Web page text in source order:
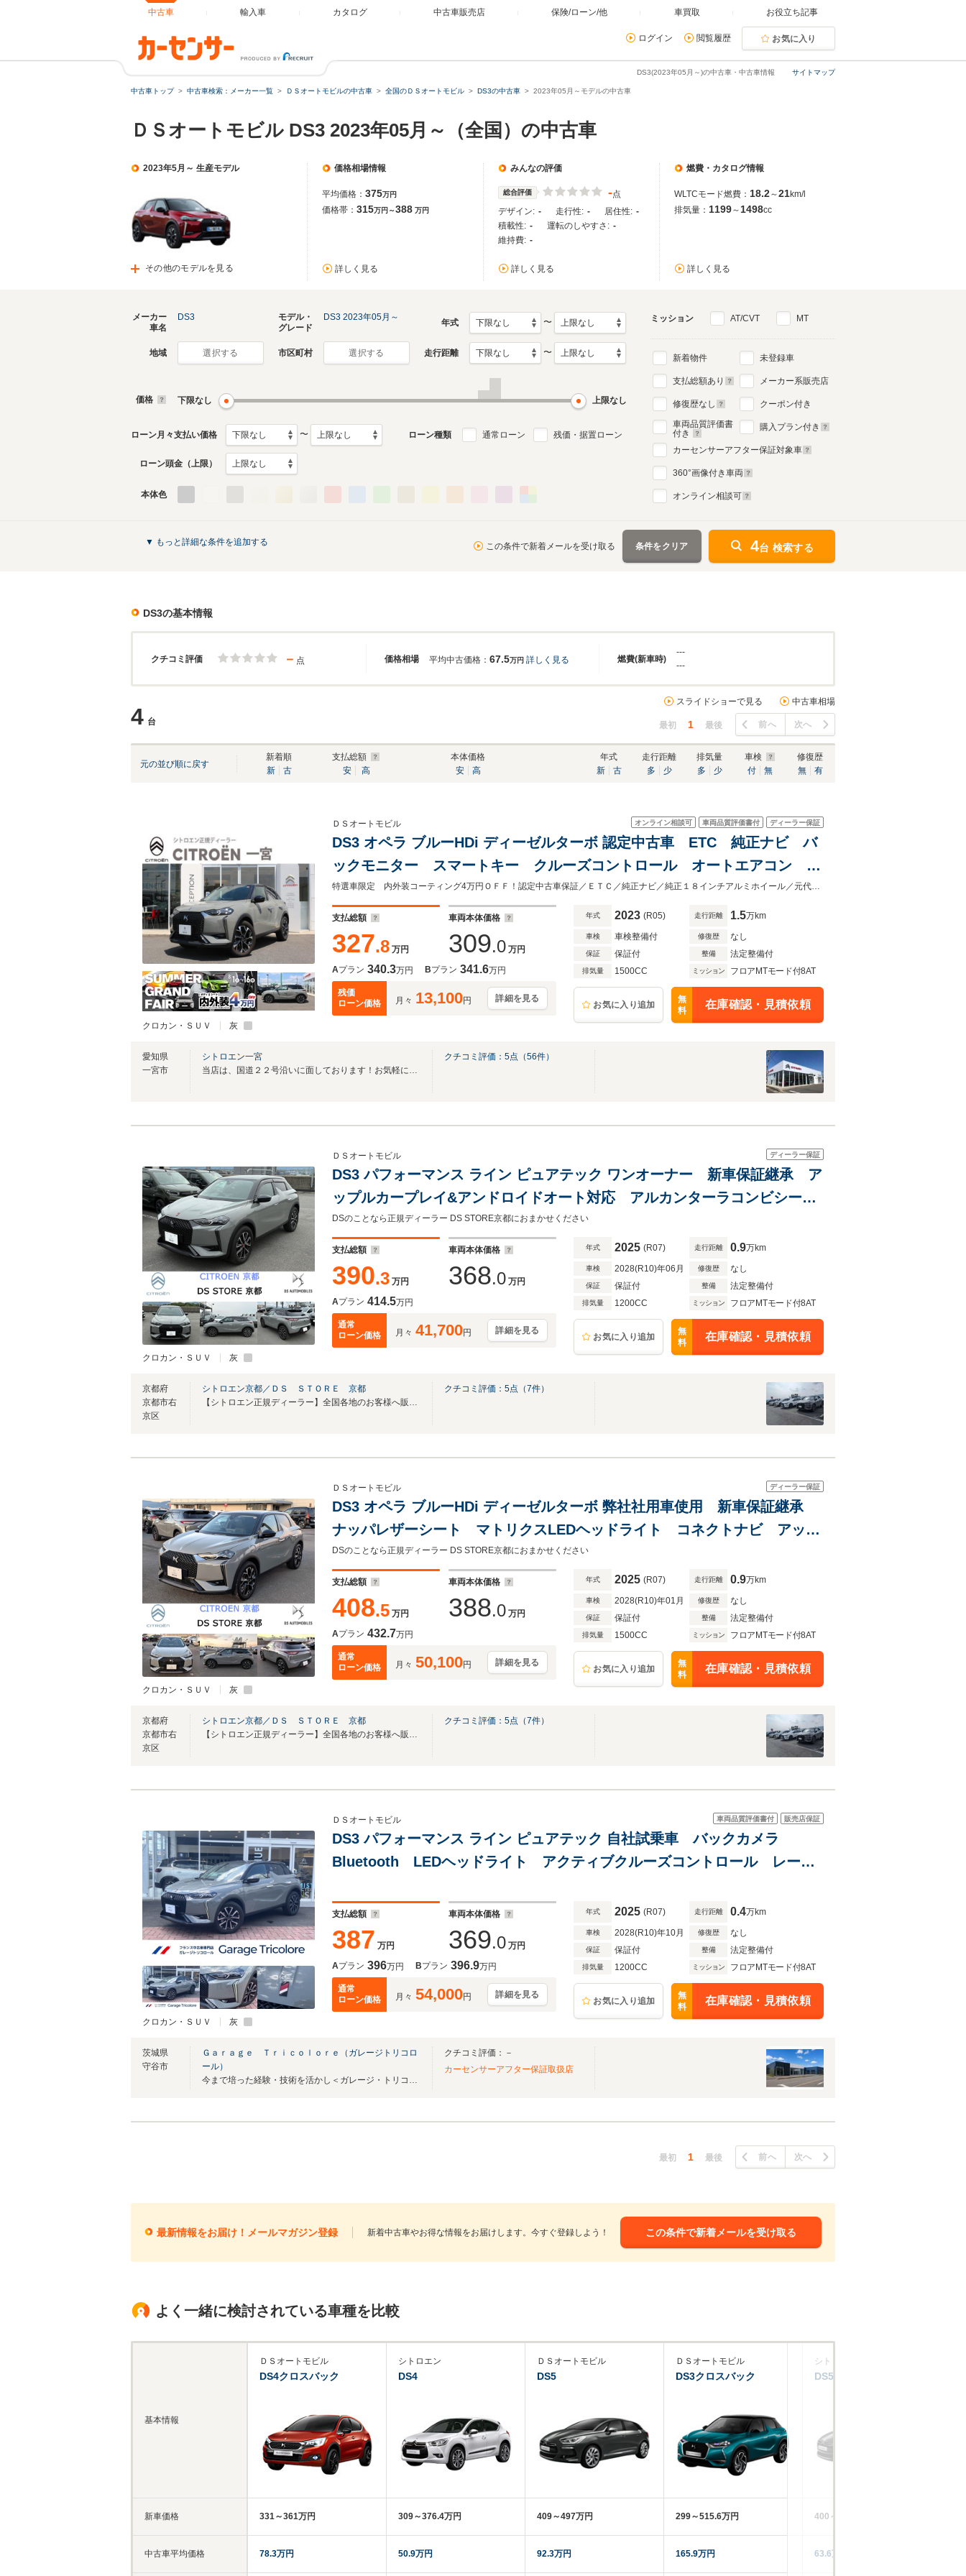
中古車 輸入車 カタログ 中古車販売店 保険/ローン/他 車買取 お役立ち記事
ログイン 閲覧履歴 お気に入り
サイトマップ
DS3(2023年05月～)の中古車・中古車情報
中古車トップ 中古車検索：メーカー一覧 ＤＳオートモビルの中古車 全国のＤＳオートモビル DS3の中古車 2023年05月～モデルの中古車
ＤＳオートモビル DS3 2023年05月～（全国）の中古車
2023年5月～ 生産モデル
その他のモデルを見る
価格相場情報
平均価格： 375万円
価格帯： 315万円～388 万円
詳しく見る
みんなの評価
総合評価 -点
デザイン: - 走行性: - 居住性: -
積載性: - 運転のしやすさ: -
維持費: -
詳しく見る
燃費・カタログ情報
WLTCモード燃費： 18.2～21km/l
排気量： 1199～ 1498cc
詳しく見る
DS3のカタログを見る
メーカー
車名
DS3
モデル・
グレード
DS3 2023年05月～
年式 〜
地域 選択する 市区町村 選択する 走行距離 〜
価格 下限なし 上限なし
ローン月々支払い価格 〜 ローン種類 通常ローン 残価・据置ローン
ローン頭金（上限）
本体色
ミッション AT/CVT MT
新着物件
支払総額あり
修復歴なし
車両品質評価書
付き
未登録車
メーカー系販売店
クーポン付き
購入プラン付き
カーセンサーアフター保証対象車
360°画像付き車両
オンライン相談可
▼ もっと詳細な条件を追加する この条件で新着メールを受け取る 条件をクリア 4台 検索する
DS3の基本情報
クチコミ評価 価格相場 燃費(新車時)
－ 点 平均中古価格： 67.5万円 詳しく見る
---
---
4 台
スライドショーで見る 中古車相場
最初 1 最後 前へ 次へ
元の並び順に戻す
新着順
新
古
支払総額
安
高
本体価格
安
高
年式
新
古
走行距離
多
少
排気量
多
少
車検
付
無
修復歴
無
有
クロカン・ＳＵＶ 灰
オンライン相談可 車両品質評価書付 ディーラー保証
ＤＳオートモビル
DS3 オペラ ブルーHDi ディーゼルターボ 認定中古車 ETC 純正ナビ バ
ックモニター スマートキー クルーズコントロール オートエアコン フ
ロントシートヒーター AppleCarPlay AndroidAuto ブラインドスポッ
トモニター
特選車限定 内外装コーティング4万円ＯＦＦ！認定中古車保証／ＥＴＣ／純正ナビ／純正１８インチアルミホイール／元代車／フロントシートヒーター
支払総額
327.8 万円
車両本体価格
309.0 万円
Aプラン 340.3万円 Bプラン 341.6万円
残価
ローン価格
月々 13,100円 詳細を見る
年式 2023 (R05) 走行距離 1.5万km
車検 車検整備付 修復歴 なし
保証 保証付 整備 法定整備付
排気量 1500CC ミッション フロアMTモード付8AT
お気に入り追加
無
料
在庫確認・見積依頼
愛知県
一宮市
シトロエン一宮
当店は、国道２２号沿いに面しております！お気軽にお立ち寄りくださいませ。
クチコミ評価： 5点（56件）
クロカン・ＳＵＶ 灰
ディーラー保証
ＤＳオートモビル
DS3 パフォーマンス ライン ピュアテック ワンオーナー 新車保証継承 ア
ップルカープレイ&アンドロイドオート対応 アルカンターラコンビシー
ト 前後ドラレコ ETC車載器
DSのことなら正規ディーラー DS STORE京都におまかせください
支払総額
390.3 万円
車両本体価格
368.0 万円
Aプラン 414.5万円
通常
ローン価格
月々 41,700円 詳細を見る
年式 2025 (R07) 走行距離 0.9万km
車検 2028(R10)年06月 修復歴 なし
保証 保証付 整備 法定整備付
排気量 1200CC ミッション フロアMTモード付8AT
お気に入り追加
無
料
在庫確認・見積依頼
京都府
京都市右
京区
シトロエン京都／ＤＳ ＳＴＯＲＥ 京都
【シトロエン正規ディーラー】全国各地のお客様へ販売・ご納車可能です。
クチコミ評価： 5点（7件）
クロカン・ＳＵＶ 灰
ディーラー保証
ＤＳオートモビル
DS3 オペラ ブルーHDi ディーゼルターボ 弊社社用車使用 新車保証継承
ナッパレザーシート マトリクスLEDヘッドライト コネクトナビ アップ
ルカープレイ&アンドロイドオート対応 1.5Lディーゼルターボ
DSのことなら正規ディーラー DS STORE京都におまかせください
支払総額
408.5 万円
車両本体価格
388.0 万円
Aプラン 432.7万円
通常
ローン価格
月々 50,100円 詳細を見る
年式 2025 (R07) 走行距離 0.9万km
車検 2028(R10)年01月 修復歴 なし
保証 保証付 整備 法定整備付
排気量 1500CC ミッション フロアMTモード付8AT
お気に入り追加
無
料
在庫確認・見積依頼
京都府
京都市右
京区
シトロエン京都／ＤＳ ＳＴＯＲＥ 京都
【シトロエン正規ディーラー】全国各地のお客様へ販売・ご納車可能です。
クチコミ評価： 5点（7件）
クロカン・ＳＵＶ 灰
車両品質評価書付 販売店保証
ＤＳオートモビル
DS3 パフォーマンス ライン ピュアテック 自社試乗車 バックカメラ
Bluetooth LEDヘッドライト アクティブクルーズコントロール レーン
支払総額
387 万円
車両本体価格
369.0 万円
Aプラン 396万円 Bプラン 396.9万円
通常
ローン価格
月々 54,000円 詳細を見る
年式 2025 (R07) 走行距離 0.4万km
車検 2028(R10)年10月 修復歴 なし
保証 保証付 整備 法定整備付
排気量 1200CC ミッション フロアMTモード付8AT
お気に入り追加
無
料
在庫確認・見積依頼
茨城県
守谷市
Ｇａｒａｇｅ Ｔｒｉｃｏｌｏｒｅ（ガレージトリコロ
ール）
今まで培った経験・技術を活かし＜ガレージ・トリコロール＞リニューアルオープン！
クチコミ評価：－
カーセンサーアフター保証取扱店
最初 1 最後 前へ 次へ
最新情報をお届け！メールマガジン登録 新着中古車やお得な情報をお届けします。今すぐ登録しよう！ この条件で新着メールを受け取る
よく一緒に検討されている車種を比較
基本情報
新車価格
中古車平均価格
ＤＳオートモビル
DS4クロスバック
331～361万円
78.3万円
シトロエン
DS4
309～376.4万円
50.9万円
ＤＳオートモビル
DS5
409～497万円
92.3万円
ＤＳオートモビル
DS3クロスバック
299～515.6万円
165.9万円
シトロエン
DS5
400～485万円
63.6万円